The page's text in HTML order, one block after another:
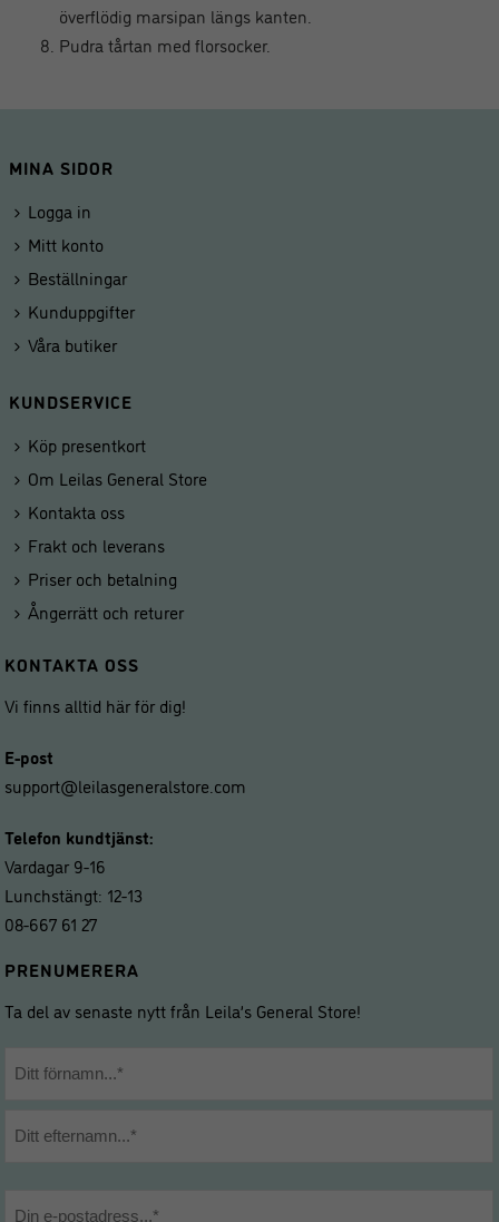
överflödig marsipan längs kanten.
Pudra tårtan med florsocker.
MINA SIDOR
Logga in
Mitt konto
Beställningar
Kunduppgifter
Våra butiker
KUNDSERVICE
Köp presentkort
Om Leilas General Store
Kontakta oss
Frakt och leverans
Priser och betalning
Ångerrätt och returer
KONTAKTA OSS
Vi finns alltid här för dig!
E-post
support@leilasgeneralstore.com
Telefon kundtjänst:
Vardagar 9-16
Lunchstängt: 12-13
08-667 61 27
PRENUMERERA
Ta del av senaste nytt från Leila’s General Store!